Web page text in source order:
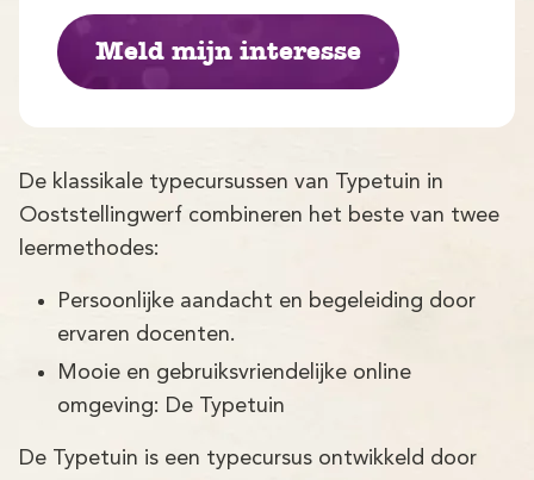
Meld mijn interesse
De klassikale typecursussen van Typetuin in
Ooststellingwerf combineren het beste van twee
leermethodes:
Persoonlijke aandacht en begeleiding door
ervaren docenten.
Mooie en gebruiksvriendelijke online
omgeving: De Typetuin
De Typetuin is een typecursus ontwikkeld door